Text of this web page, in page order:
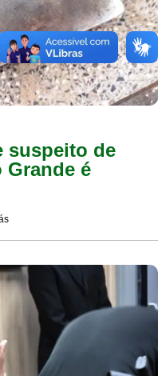
suspeito de
Grande é